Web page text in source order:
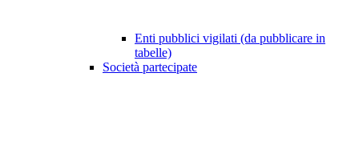
Enti pubblici vigilati (da pubblicare in
tabelle)
Società partecipate